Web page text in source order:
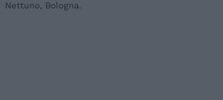
Nettuno, Bologna.